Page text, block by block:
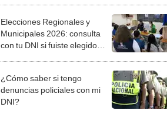
Elecciones Regionales y
Municipales 2026: consulta
con tu DNI si fuiste elegido
miembro de mesa para este 4
de octubre en el link oficial de
la ONPE
¿Cómo saber si tengo
denuncias policiales con mi
DNI?